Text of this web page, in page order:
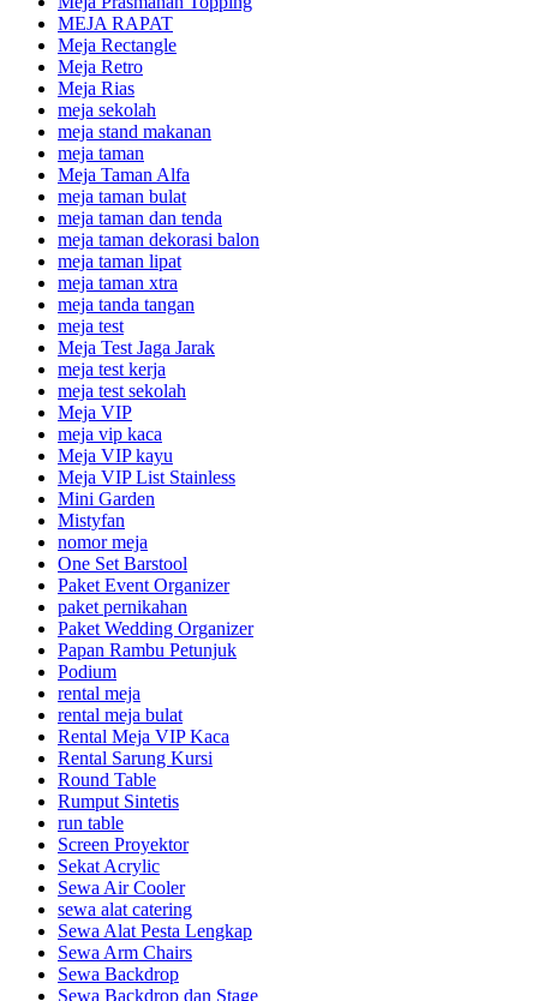
MEJA RAPAT
Meja Rectangle
Meja Retro
Meja Rias
meja sekolah
meja stand makanan
meja taman
Meja Taman Alfa
meja taman bulat
meja taman dan tenda
meja taman dekorasi balon
meja taman lipat
meja taman xtra
meja tanda tangan
meja test
Meja Test Jaga Jarak
meja test kerja
meja test sekolah
Meja VIP
meja vip kaca
Meja VIP kayu
Meja VIP List Stainless
Mini Garden
Mistyfan
nomor meja
One Set Barstool
Paket Event Organizer
paket pernikahan
Paket Wedding Organizer
Papan Rambu Petunjuk
Podium
rental meja
rental meja bulat
Rental Meja VIP Kaca
Rental Sarung Kursi
Round Table
Rumput Sintetis
run table
Screen Proyektor
Sekat Acrylic
Sewa Air Cooler
sewa alat catering
Sewa Alat Pesta Lengkap
Sewa Arm Chairs
Sewa Backdrop
Sewa Backdrop dan Stage